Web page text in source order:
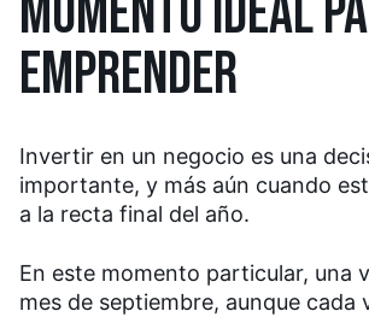
MOMENTO IDEAL
EMPRENDER
Invertir en un negocio es una
importante, y más aún cuando
a la recta final del año.
En este momento particular, una
mes de septiembre, aunque cada